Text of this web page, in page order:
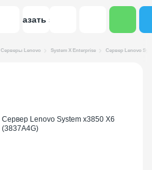
Заказать звонок
Серверы Lenovo System X Enterprise Сервер Lenovo
Сервер Lenovo System x3850 X6
(3837A4G)